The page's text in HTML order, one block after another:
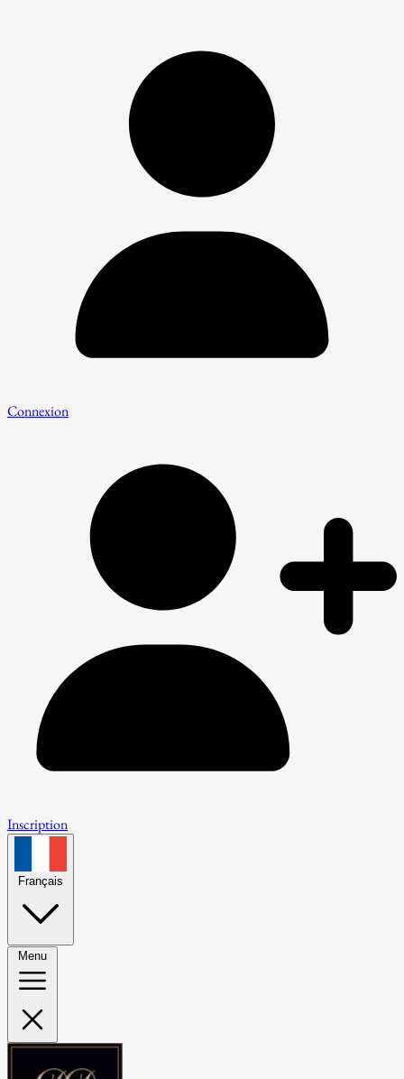
Connexion
Inscription
Français
Menu